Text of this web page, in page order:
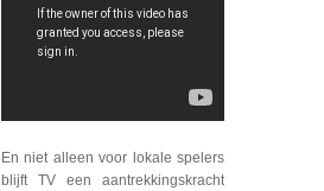
En niet alleen voor lokale spelers
blijft TV een aantrekkingskracht